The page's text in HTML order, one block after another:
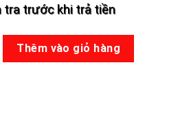
tra trước khi trả tiền
28 số lượng
Thêm vào giỏ hàng